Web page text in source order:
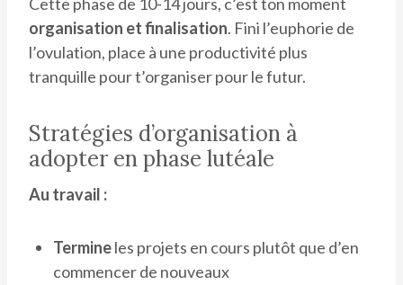
organisation et finalisation. Fini l’euphorie de
l’ovulation, place à une productivité plus
tranquille pour t’organiser pour le futur.
Stratégies d’organisation à
adopter en phase lutéale
Au travail :
Termineles projets en cours plutôt que d’en
commencer de nouveaux